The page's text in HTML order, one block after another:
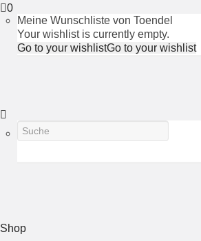
0
Meine Wunschliste von Toendel
Your wishlist is currently empty.
Go to your wishlistGo to your wishlist
Shop